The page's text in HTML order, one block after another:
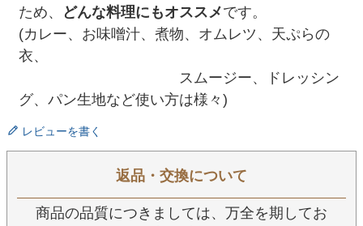
ため、
どんな料理にもオススメです。
(カレー、お味噌汁、煮物、オムレツ、天ぷらの
衣、
スムージー、ドレッシン
グ、パン生地など使い方は様々)
レビューを書く
返品・交換について
商品の品質につきましては、万全を期してお